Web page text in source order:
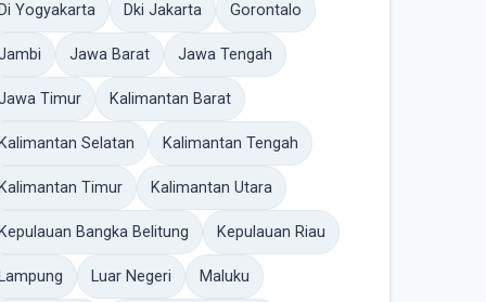
Yogyakarta Dki Jakarta Gorontalo
Jawa Barat Jawa Tengah
Timur Kalimantan Barat
Selatan Kalimantan Tengah
Timur Kalimantan Utara
Bangka Belitung Kepulauan Riau
Luar Negeri Maluku